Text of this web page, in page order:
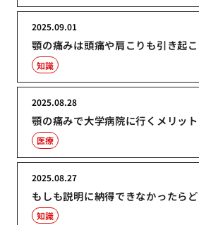
顎の痛みは頭痛や肩こりも引き起
2025.09.01
知識
顎の痛みで大学病院に行くメリッ
2025.08.28
医療
もしも説明に納得できなかったら
2025.08.27
知識